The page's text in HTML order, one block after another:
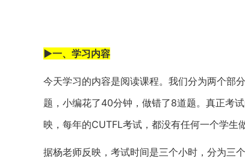
►一、学习内容
今天学习的内容是阅读课程。我们分为两个部
题，小编花了40分钟，做错了8道题。真正考
映，每年的CUTFL考试，都没有任何一个学生
据杨老师反映，考试时间是三个小时，分为三